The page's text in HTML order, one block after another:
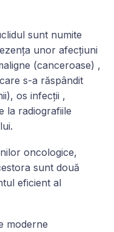
sunt numite
unor afecțiuni
(canceroase) ,
s-a răspândit
os infecții ,
la radiografiile
oncologice,
sunt două
eficient al
moderne